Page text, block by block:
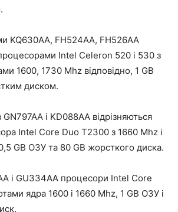
KQ630AA, FH524AA, FH526AA
Intel Celeron 520 і 530 з
1600, 1730 Mhz відповідно, 1 GB
диском.
і KD088AA відрізняються
Intel Core Duo T2300 з 1660 Mhz і
GB ОЗУ та 80 GB жорсткого диска.
і GU334AA процесори Intel Core
ядра 1600 і 1660 Mhz, 1 GB ОЗУ і